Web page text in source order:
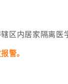
区内居家隔离医
警。